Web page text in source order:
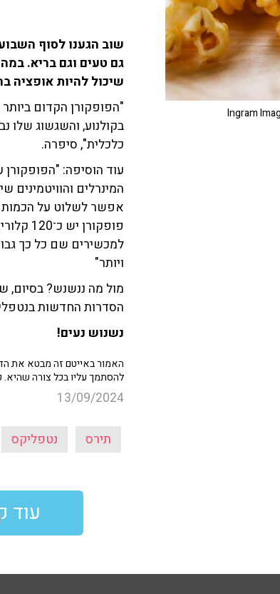
שוב הגענו לסוף
גם טעים וגם בריא.
שיכול להיות אופציה
בקולנוע, והשגשוג שלו
כלכלית", סיפרה.
עוד הוסיפה:
המינרלים
אפשר לשלוט על הכמות
ויותר"
הסדרות החדשות
נשנוש נעים!
האמור באייטם זה מבטא את
להסתמך עליו בכל צורה
13/09/2024
תירס נטפליקס
עוד